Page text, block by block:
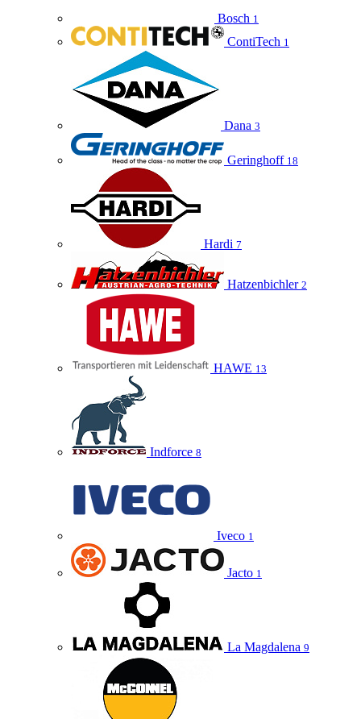
Bosch 1
ContiTech 1
Dana 3
Geringhoff 18
Hardi 7
Hatzenbichler 2
HAWE 13
Indforce 8
Iveco 1
Jacto 1
La Magdalena 9